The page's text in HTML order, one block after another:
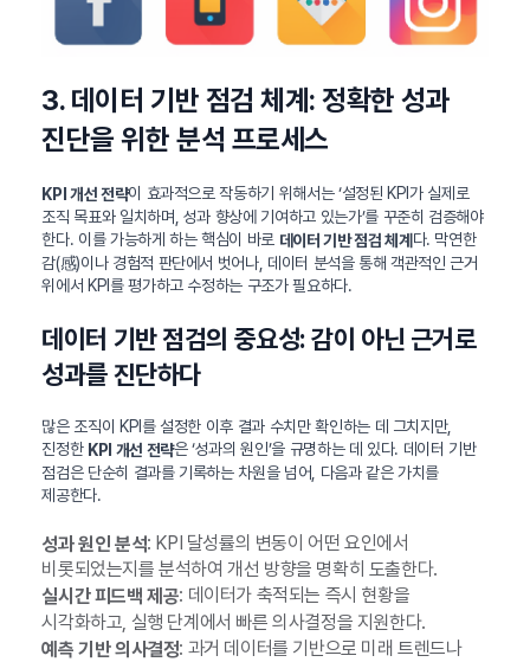
3. 데이터 기반 점검 체계: 정확한 성과
진단을 위한 분석 프로세스
KPI 개선 전략이 효과적으로 작동하기 위해서는 ‘설정된 KPI가 실제로
조직 목표와 일치하며, 성과 향상에 기여하고 있는가’를 꾸준히 검증해야
한다. 이를 가능하게 하는 핵심이 바로 데이터 기반 점검 체계 다. 막연한
감(感)이나 경험적 판단에서 벗어나, 데이터 분석을 통해 객관적인 근거
위에서 KPI를 평가하고 수정하는 구조가 필요하다.
데이터 기반 점검의 중요성: 감이 아닌 근거로
성과를 진단하다
많은 조직이 KPI를 설정한 이후 결과 수치만 확인하는 데 그치지만,
진정한 KPI 개선 전략은 ‘성과의 원인’을 규명하는 데 있다. 데이터 기반
점검은 단순히 결과를 기록하는 차원을 넘어, 다음과 같은 가치를
제공한다.
성과 원인 분석: KPI 달성률의 변동이 어떤 요인에서
비롯되었는지를 분석하여 개선 방향을 명확히 도출한다.
실시간 피드백 제공: 데이터가 축적되는 즉시 현황을
시각화하고, 실행 단계에서 빠른 의사결정을 지원한다.
예측 기반 의사결정: 과거 데이터를 기반으로 미래 트렌드나